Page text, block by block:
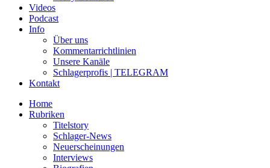
Videos
Podcast
Info
Über uns
Kommentarrichtlinien
Unsere Kanäle
Schlagerprofis | TELEGRAM
Kontakt
Home
Rubriken
Titelstory
Schlager-News
Neuerscheinungen
Interviews